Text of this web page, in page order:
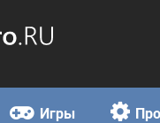
Игры